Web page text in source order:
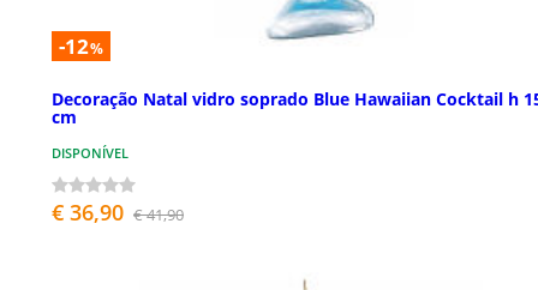
-12%
Decoração Natal vidro soprado Blue Hawaiian Cocktail h
cm
DISPONÍVEL
€ 36,90 € 41,90